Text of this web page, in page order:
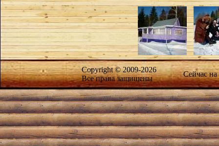
Copyright © 2009-2026
Все права защищены
Сейчас